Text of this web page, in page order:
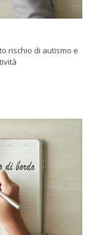
rischio di autismo e